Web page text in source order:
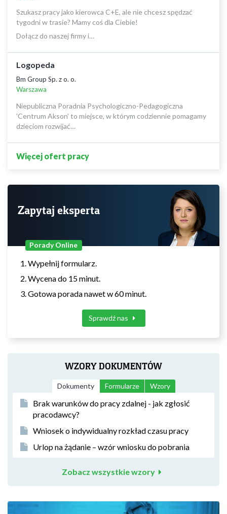
Szukasz pracy jako kierowca C+E, ale nie chcesz spędzać
tygodni w trasie? Mamy coś dla Ciebie!
Dołącz do naszej firmy i…
Logopeda
Bm Group Sp. z o. o.
Warszawa
Niepubliczna Poradnia Psychologiczno-Pedagogiczna
'Centrum Akson' to miejsce, w którym codziennie pomagamy
dzieciom rozwijać…
Więcej ofert pracy
Zapytaj eksperta
Porady Online
Wypełnij formularz.
Wycena do 15 minut.
Gotowa porada nawet w 60 minut.
Sprawdź nas
WZORY DOKUMENTÓW
Dokumenty Formularze Wzory
Brak warunków do pracy zdalnej - jak zgłosić
pracodawcy?
Wniosek o indywidualny rozkład czasu pracy
Urlop na żądanie – wzór wniosku do pobrania
Zobacz wszystkie wzory